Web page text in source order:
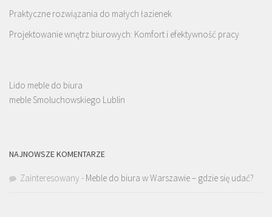
Praktyczne rozwiązania do małych łazienek
Projektowanie wnętrz biurowych: Komfort i efektywność pracy
Lido meble do biura
meble Smoluchowskiego Lublin
NAJNOWSZE KOMENTARZE
Zainteresowany - Meble do biura w Warszawie – gdzie się udać?